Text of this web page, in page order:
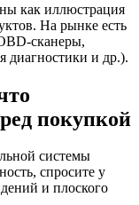
как иллюстрация
На рынке есть
диагностики и др.).
покупкой
системы
спросите у
и плоского